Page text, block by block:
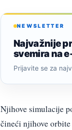
NEWSLETTER
Najvažnije
svemira na
Prijavite se za
Njihove simulacije
čineći njihove